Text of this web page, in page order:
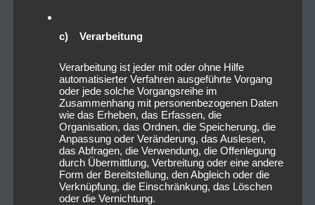
c) Verarbeitung
Verarbeitung ist jeder mit oder ohne Hilfe
automatisierter Verfahren ausgeführte Vorgang
oder jede solche Vorgangsreihe im
Zusammenhang mit personenbezogenen Daten
wie das Erheben, das Erfassen, die
Organisation, das Ordnen, die Speicherung, die
Anpassung oder Veränderung, das Auslesen,
das Abfragen, die Verwendung, die Offenlegung
durch Übermittlung, Verbreitung oder eine andere
Form der Bereitstellung, den Abgleich oder die
Verknüpfung, die Einschränkung, das Löschen
oder die Vernichtung.